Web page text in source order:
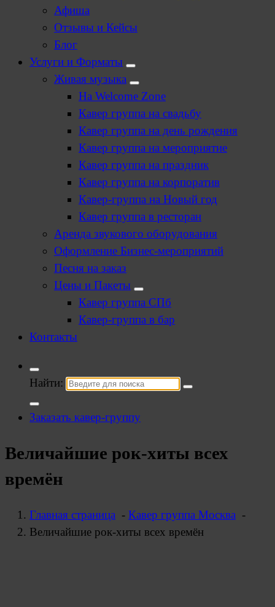
Афиша
Отзывы и Кейсы
Блог
Услуги и Форматы
Живая музыка
На Welcome Zone
Кавер группа на свадьбу
Кавер группа на день рождения
Кавер группа на мероприятие
Кавер группа на праздник
Кавер группа на корпоратив
Кавер-группа на Новый год
Кавер группа в ресторан
Аренда звукового оборудования
Оформление Бизнес-мероприятий
Песня на заказ
Цены и Пакеты
Кавер группа СПб
Кавер-группа в бар
Контакты
Найти:
Заказать кавер-группу
Величайшие рок-хиты всех
времён
Главная страница - Кавер группа Москва -
Величайшие рок-хиты всех времён